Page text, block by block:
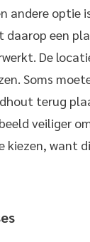
andere optie
daarop een
De
Soms
terug
veiliger
kiezen, want